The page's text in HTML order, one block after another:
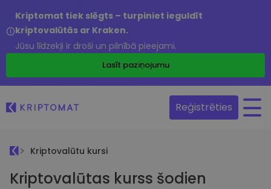
Kriptomat tiek slēgts – turpiniet ieguldīt
kriptovalūtās ar Kraken.
Jūsu līdzekļi ir droši un pilnībā pieejami.
Lasīt paziņojumu
Reģistrēties
Kriptovalūtu kursi
Kriptovalūtas kurss šodien